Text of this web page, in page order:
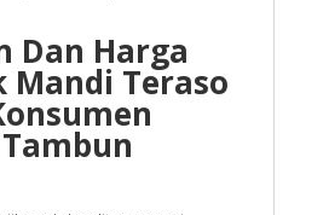
Dan Harga
Mandi Teraso